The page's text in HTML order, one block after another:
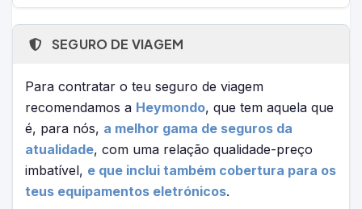
SEGURO DE VIAGEM
Para contratar o teu seguro de viagem
recomendamos a Heymondo, que tem aquela que
é, para nós, a melhor gama de seguros da
atualidade, com uma relação qualidade-preço
imbatível, e que inclui também cobertura para os
teus equipamentos eletrónicos.